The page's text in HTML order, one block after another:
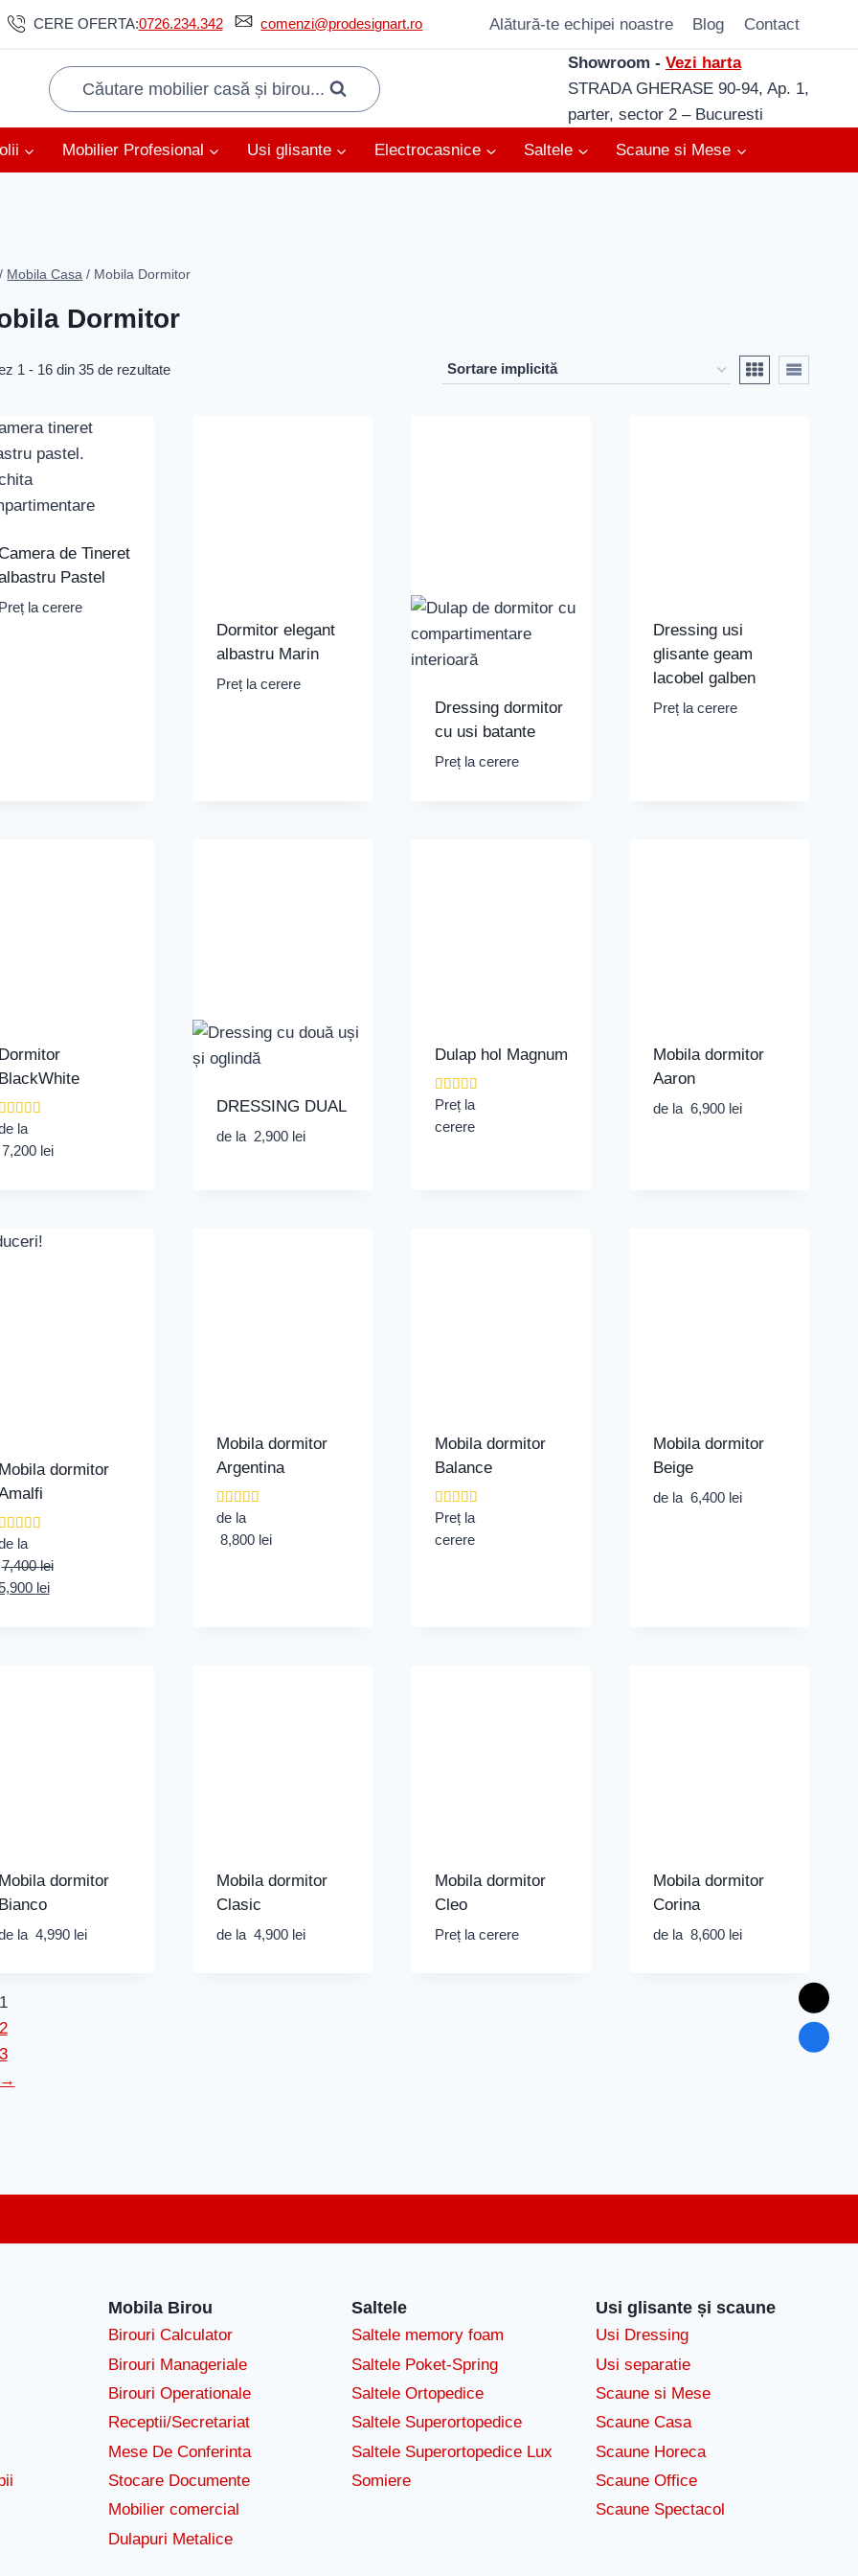
CERE OFERTA:0726.234.342 comenzi@prodesignart.ro Alătură-te echipei noastre Blog Contact
Căutare mobilier casă și birou...
Showroom - Vezi harta
STRADA GHERASE 90-94, Ap. 1,
parter, sector 2 – Bucuresti
Mobilier Profesional Usi glisante Electrocasnice Saltele Scaune si Mese
/ Mobila Casa / Mobila Dormitor
Dormitor
1 - 16 din 35 de rezultate
de Tineret
Pastel
la cerere
Dormitor elegant
albastru Marin
Preț la cerere
Dressing dormitor
cu usi batante
Preț la cerere
Dressing usi
glisante geam
lacobel galben
Preț la cerere
la
5
la
7,200 lei
DRESSING DUAL
de la 2,900 lei
Dulap hol Magnum
Evaluat la
din 5
Preț la
cerere
Mobila dormitor
Aaron
de la 6,900 lei
dormitor
la
5
la
7,400lei
leiPrețul
Mobila dormitor
Argentina
Evaluat la
5.00
din 5
de la
8,800 lei
Mobila dormitor
Balance
Evaluat la
din 5
Preț la
cerere
Mobila dormitor
Beige
de la 6,400 lei
dormitor
la 4,990 lei
Mobila dormitor
Clasic
de la 4,900 lei
Mobila dormitor
Cleo
Preț la cerere
Mobila dormitor
Corina
de la 8,600 lei
Mobila Birou
Birouri Calculator
Birouri Manageriale
Birouri Operationale
Receptii/Secretariat
Mese De Conferinta
Stocare Documente
Mobilier comercial
Dulapuri Metalice
Saltele
Saltele memory foam
Saltele Poket-Spring
Saltele Ortopedice
Saltele Superortopedice
Saltele Superortopedice Lux
Somiere
Usi glisante și scaune
Usi Dressing
Usi separatie
Scaune si Mese
Scaune Casa
Scaune Horeca
Scaune Office
Scaune Spectacol